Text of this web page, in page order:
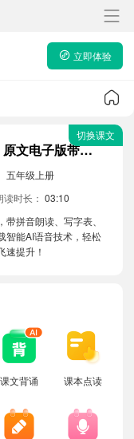
立即体验
五年级上册语文《搭石》原文电子版带拼音朗读音频
五年级上册
读时长： 03:10
拼音朗读、写字表、
智能AI语音技术，轻松
速提升！
切换课文
课文背诵 课本点读